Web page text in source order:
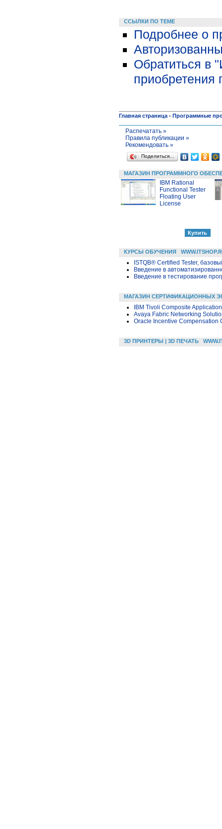
ССЫЛКИ ПО ТЕМЕ
Подробнее о
Обратиться в
приобретения
Главная страница - Программные
Распечатать »
Правила публикации »
Рекомендовать »
Поделиться…
МАГАЗИН ПРОГРАММНОГО
IBM Rational
Functional Tester
Floating User
License
КУРСЫ ОБУЧЕНИЯ
ISTQB® Certified Tester,
Введение в
Введение в тестирование
МАГАЗИН СЕРТИФИКАЦИОННЫХ
IBM Tivoli Composite
Avaya Fabric Networking
Oracle Incentive Compensation
3D ПРИНТЕРЫ | 3D ПЕЧАТЬ